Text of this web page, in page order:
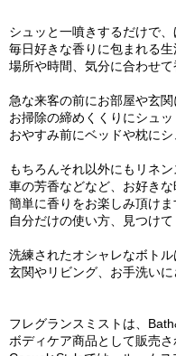
シュッと一噴きするだけで、
毎日好きな香りに包まれる
場所や時間、気分に合わせ
急な来客の前にお部屋や玄関
お掃除の締めくくりにシュッ
おやすみ前にベッドや枕にシ
もちろんそれ以外にもリネ
車の芳香などなど、お好き
簡単に香りをお楽しみ頂けま
自分だけの使い方、見つけ
洗練されたオシャレなボト
玄関やリビング、お手洗い
フレグランスミストは、
ボディケア商品として販売さ